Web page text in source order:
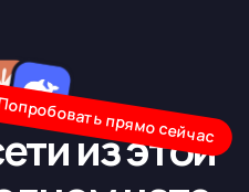
из этой
прямо сейчас